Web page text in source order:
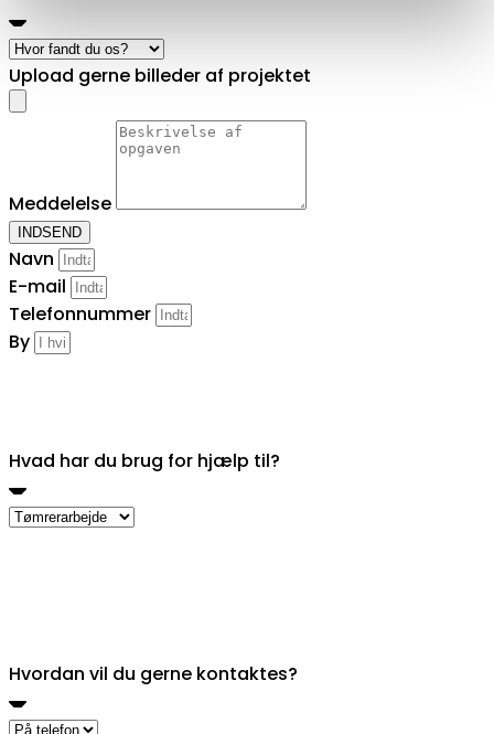
Upload gerne billeder af projektet
Meddelelse
INDSEND
Navn
E-mail
Telefonnummer
By
Hvad har du brug for hjælp til?
Hvordan vil du gerne kontaktes?